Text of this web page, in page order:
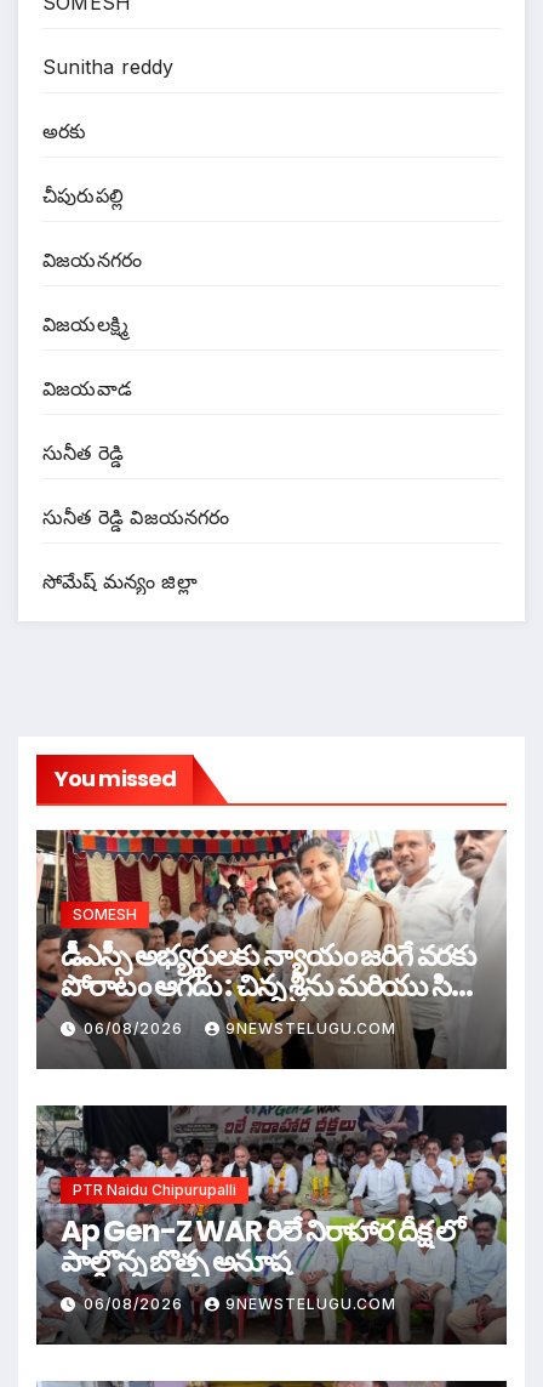
Sunitha reddy
అరకు
చీపురుపల్లి
విజయనగరం
విజయలక్ష్మి
విజయవాడ
సునీత రెడ్డి
సునీత రెడ్డి విజయనగరం
సోమేష్ మన్యం జిల్లా
You missed
SOMESH
డీఎస్సీ అభ్యర్థులకు న్యాయం జరిగే వరకు
పోరాటం ఆగదు : చిన్న శ్రీను మరియు సిరి
సహస్ర
06/08/2026 9NEWSTELUGU.COM
PTR Naidu Chipurupalli
Ap Gen-Z WAR రిలే నిరాహార దీక్ష లో
పాల్గొన్న బొత్స అనూష
06/08/2026 9NEWSTELUGU.COM